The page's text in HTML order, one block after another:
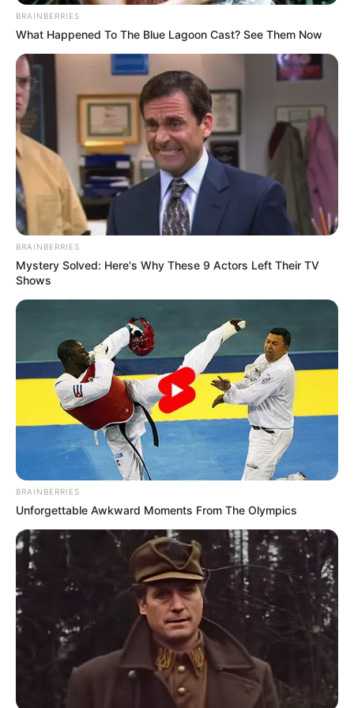
Δεν χρωστάμε σε κανέναν, αυτοί
χρωστούν σε εμάς τα πάντα
Τρίτη, 6 Σεπτεμβρίου 2022, 12:14
Η επιστήμη θα πρέπει να
ανήκει στους ανθρώπους και
όχι στο Νταβός...
ΓΙΑΤΙ ΑΠΟΦΑΣΗΣΑ ΝΑ
ΓΡΑΨΩ
ΠΟΙΟΣ ΣΚΟΤΩΣΕ ΤΟΝ
ΚΑΠΟΔΙΣΤΡΙΑ;;[Η δολοφονία
του Καποδίστρια – Ποιοι
ήταν οι πραγματικοί...
Υγειονομικοί: Επιστολή-
κόλαφος στην επέτειο των
αναστολών..
Email address:
BRAINBERRIES
What Happened To The Blue Lagoon Cast? See Them Now
BRAINBERRIES
Mystery Solved: Here's Why These 9 Actors Left Their TV
Shows
BRAINBERRIES
Unforgettable Awkward Moments From The Olympics